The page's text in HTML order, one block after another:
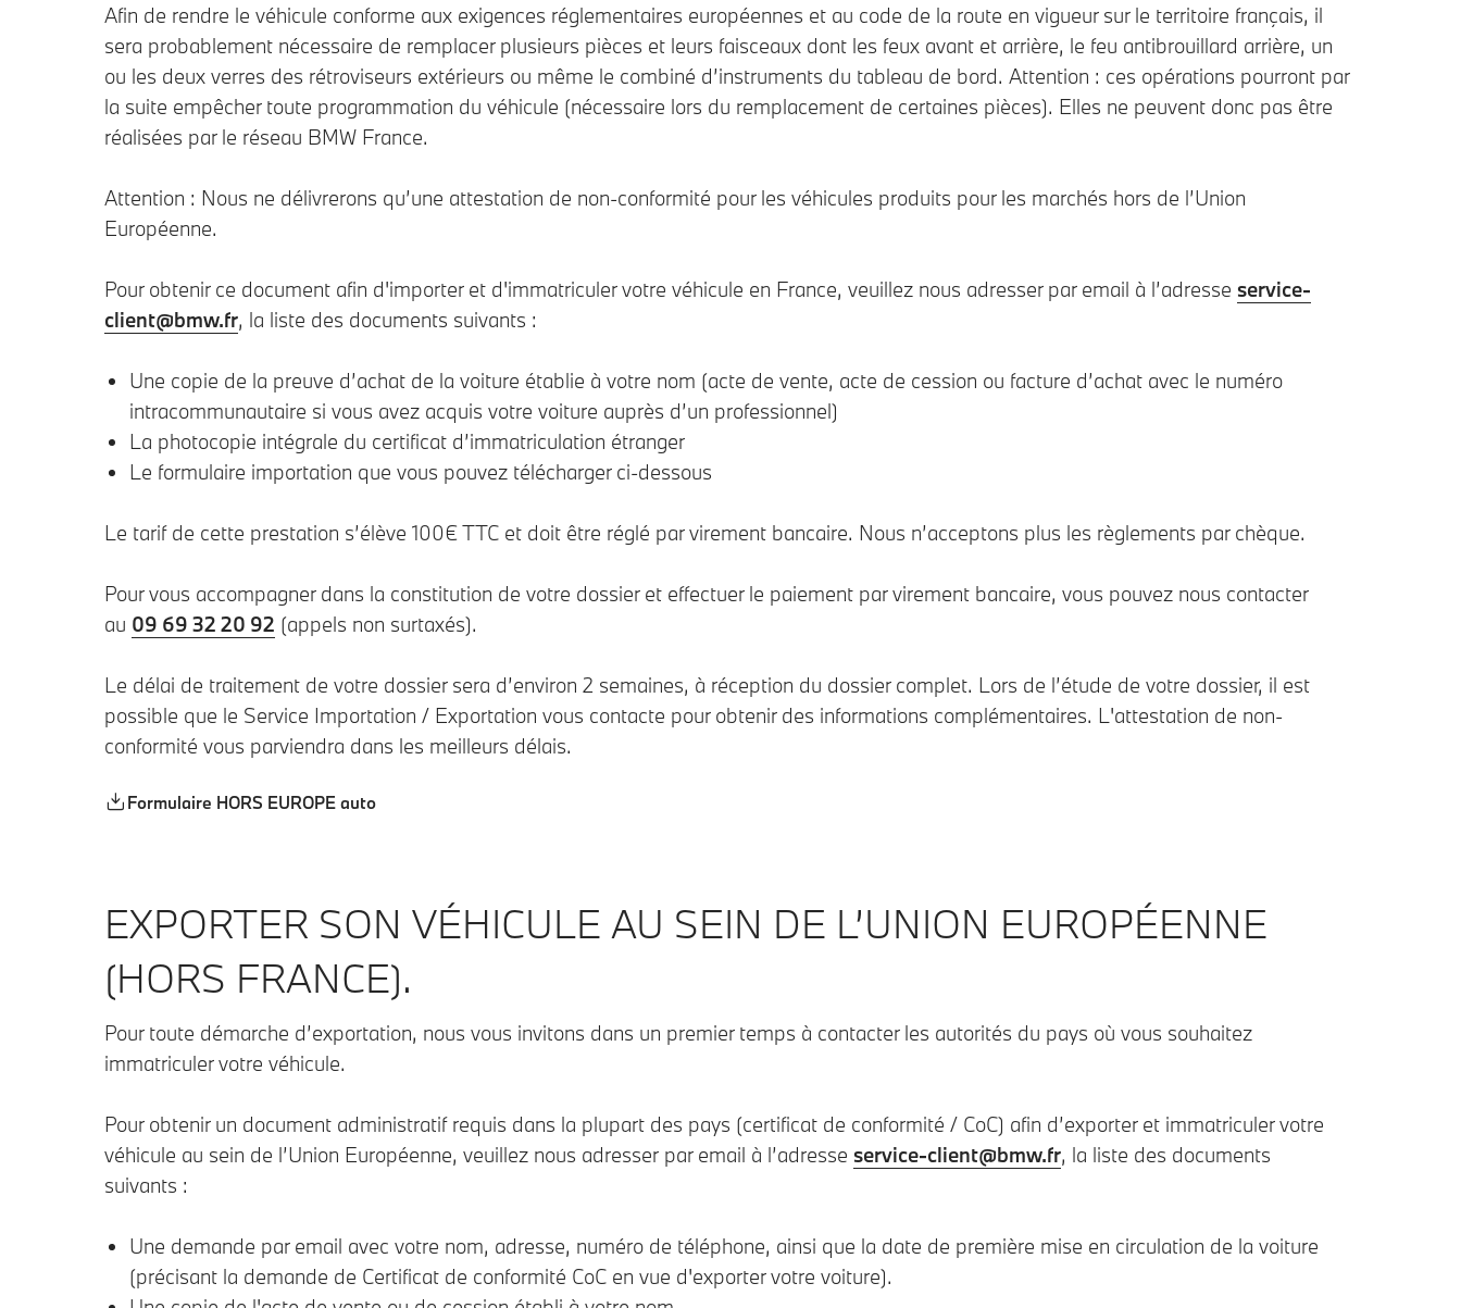
Afin de rendre le véhicule conforme aux exigences réglementaires européennes et au code de la route en vigueur sur le territoire français, il
sera probablement nécessaire de remplacer plusieurs pièces et leurs faisceaux dont les feux avant et arrière, le feu antibrouillard arrière, un
ou les deux verres des rétroviseurs extérieurs ou même le combiné d’instruments du tableau de bord. Attention : ces opérations pourront par
la suite empêcher toute programmation du véhicule (nécessaire lors du remplacement de certaines pièces). Elles ne peuvent donc pas être
réalisées par le réseau BMW France.
Attention : Nous ne délivrerons qu’une attestation de non-conformité pour les véhicules produits pour les marchés hors de l’Union
Européenne.
Pour obtenir ce document afin d'importer et d'immatriculer votre véhicule en France, veuillez nous adresser par email à l’adresse service-
client@bmw.fr, la liste des documents suivants :
Une copie de la preuve d’achat de la voiture établie à votre nom (acte de vente, acte de cession ou facture d’achat avec le numéro
intracommunautaire si vous avez acquis votre voiture auprès d’un professionnel)
La photocopie intégrale du certificat d’immatriculation étranger
Le formulaire importation que vous pouvez télécharger ci-dessous
Le tarif de cette prestation s’élève 100€ TTC et doit être réglé par virement bancaire. Nous n’acceptons plus les règlements par chèque.
Pour vous accompagner dans la constitution de votre dossier et effectuer le paiement par virement bancaire, vous pouvez nous contacter
au 09 69 32 20 92 (appels non surtaxés).
Le délai de traitement de votre dossier sera d’environ 2 semaines, à réception du dossier complet. Lors de l’étude de votre dossier, il est
possible que le Service Importation / Exportation vous contacte pour obtenir des informations complémentaires. L'attestation de non-
conformité vous parviendra dans les meilleurs délais.
Formulaire HORS EUROPE auto
EXPORTER SON VÉHICULE AU SEIN DE L’UNION EUROPÉENNE
(HORS FRANCE).
Pour toute démarche d’exportation, nous vous invitons dans un premier temps à contacter les autorités du pays où vous souhaitez
immatriculer votre véhicule.
Pour obtenir un document administratif requis dans la plupart des pays (certificat de conformité / CoC) afin d’exporter et immatriculer votre
véhicule au sein de l’Union Européenne, veuillez nous adresser par email à l’adresse service-client@bmw.fr, la liste des documents
suivants :
Une demande par email avec votre nom, adresse, numéro de téléphone, ainsi que la date de première mise en circulation de la voiture
(précisant la demande de Certificat de conformité CoC en vue d'exporter votre voiture).